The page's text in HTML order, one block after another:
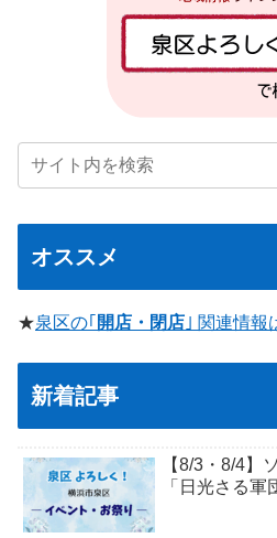
オススメ
★泉区の｢ 開店・閉店 ｣ 関連情報
新着記事
【8/3・8/4】
「日光さる軍